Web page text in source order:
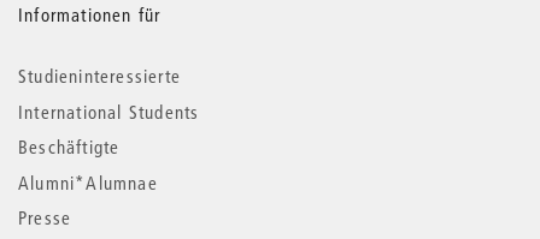
Informationen für
Studieninteressierte
International Students
Beschäftigte
Alumni*Alumnae
Presse